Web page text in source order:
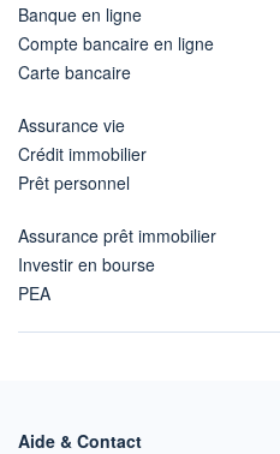
Banque en ligne
Compte bancaire en ligne
Carte bancaire
Assurance vie
Crédit immobilier
Prêt personnel
Assurance prêt immobilier
Investir en bourse
PEA
Aide & Contact